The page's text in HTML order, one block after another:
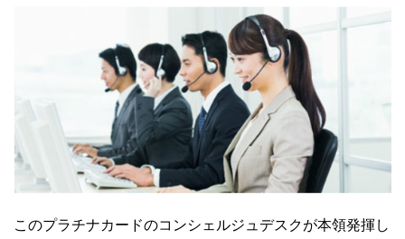
このプラチナカードのコンシェルジュデスクが本領発揮し